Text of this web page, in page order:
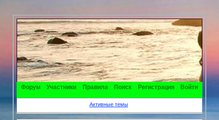
Форум Участники Правила Поиск Регистрация Войти
Активные темы